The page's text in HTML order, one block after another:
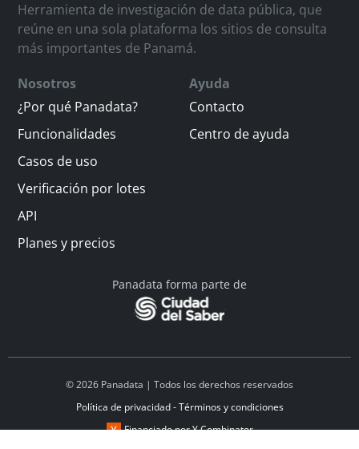
Herramienta de investigación de data pública, que
reúne en una sola plataforma los sitios de consulta
más importantes de Panamá.
Nosotros
¿Por qué Panadata?
Funcionalidades
Casos de uso
Verificación por lotes
API
Planes y precios
Ayuda
Contacto
Centro de ayuda
Panadata forma parte de
© 2026 Panadata | Todos los derechos reservados
Política de privacidad - Términos y condiciones
Financiado por Y Combinator